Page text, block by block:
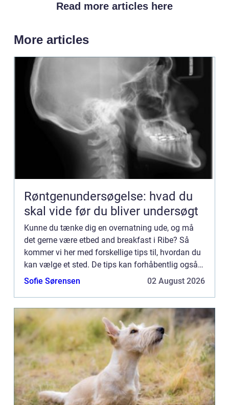
Read more articles here
More articles
Røntgenundersøgelse: hvad du
skal vide før du bliver undersøgt
Kunne du tænke dig en overnatning ude, og må
det gerne være etbed and breakfast i Ribe? Så
kommer vi her med forskellige tips til, hvordan du
kan vælge et sted. De tips kan forhåbentlig også
hjælpe dig med at havne et sted, som er lige efter
Sofie Sørensen 02 August 2026